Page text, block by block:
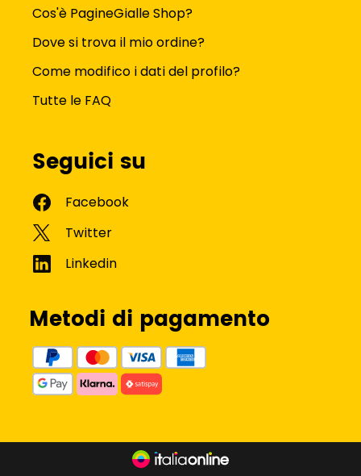
Cos'è PagineGialle Shop?
Dove si trova il mio ordine?
Come modifico i dati del profilo?
Tutte le FAQ
Seguici su
Metodi di pagamento